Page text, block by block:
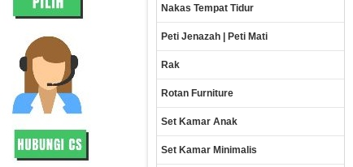
Nakas Tempat Tidur
Peti Jenazah | Peti Mati
Rak
Rotan Furniture
Set Kamar Anak
Set Kamar Minimalis